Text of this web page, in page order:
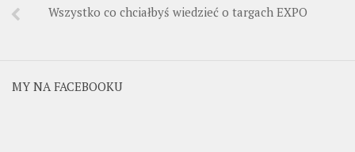
Wszystko co chciałbyś wiedzieć o targach EXPO
MY NA FACEBOOKU